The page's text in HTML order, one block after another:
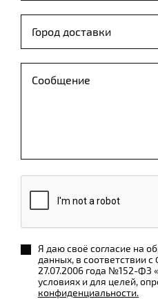
Я даю своё согласие на
данных, в соответствии
27.07.2006 года №152-ФЗ
условиях и для целей,
конфиденциальности.